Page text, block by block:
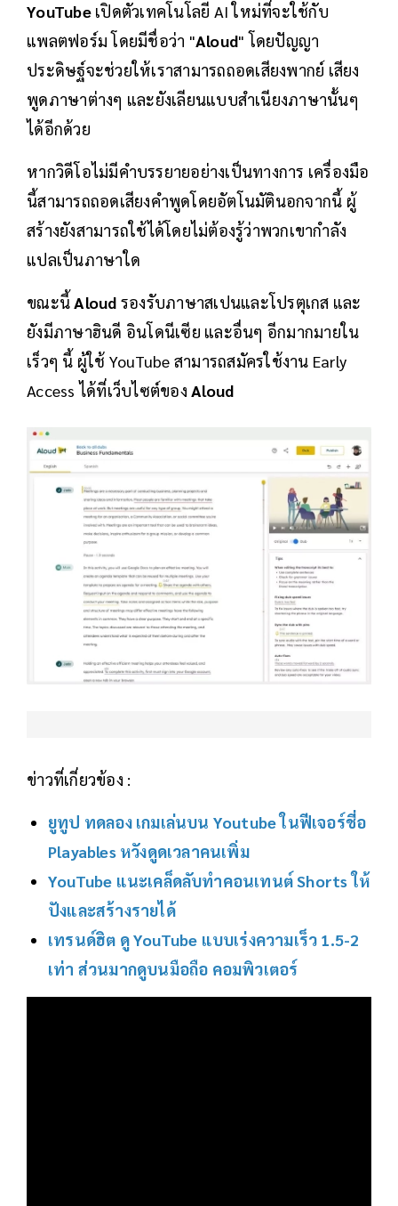
YouTubeเปิดตัวเทคโนโลยี AI ใหม่ที่จะใช้กับ
แพลตฟอร์ม โดยมีชื่อว่า "Aloud" โดยปัญญา
ประดิษฐ์จะช่วยให้เราสามารถถอดเสียงพากย์ เสียง
พูดภาษาต่างๆ และยังเลียนแบบสำเนียงภาษานั้นๆ
ได้อีกด้วย
หากวิดีโอไม่มีคำบรรยายอย่างเป็นทางการ เครื่องมือ
นี้สามารถถอดเสียงคำพูดโดยอัตโนมัตินอกจากนี้ ผู้
สร้างยังสามารถใช้ได้โดยไม่ต้องรู้ว่าพวกเขากำลัง
แปลเป็นภาษาใด
ขณะนี้Aloud รองรับภาษาสเปนและโปรตุเกส และ
ยังมีภาษาฮินดี อินโดนีเซีย และอื่นๆ อีกมากมายใน
เร็วๆ นี้ ผู้ใช้ YouTube สามารถสมัครใช้งาน Early
Access ได้ที่เว็บไซต์ของ Aloud
ข่าวที่เกี่ยวข้อง :
ยูทูป ทดลอง เกมเล่นบน Youtube ในฟีเจอร์ชี่อ
Playables หวังดูดเวลาคนเพิ่ม
YouTube แนะเคล็ดลับทำคอนเทนต์ Shorts ให้
ปังและสร้างรายได้
เทรนด์ฮิต ดู YouTube แบบเร่งความเร็ว 1.5-2
เท่า ส่วนมากดูบนมือถือ คอมพิวเตอร์